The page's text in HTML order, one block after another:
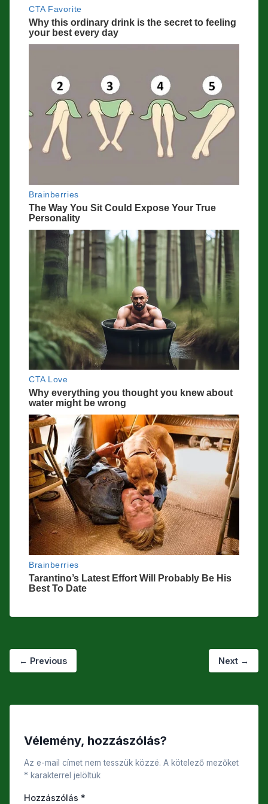
← Previous Next →
Vélemény, hozzászólás?
Az e-mail címet nem tesszük közzé. A kötelező mezőket
* karakterrel jelöltük
Hozzászólás *